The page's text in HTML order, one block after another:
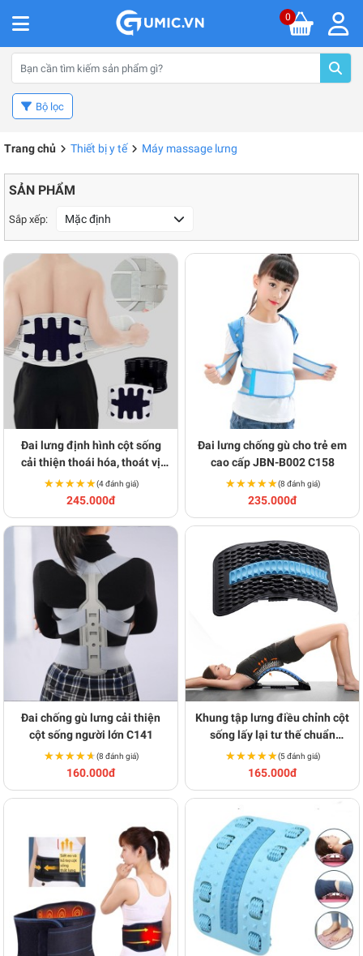
0
Bộ lọc
Trang chủ Thiết bị y tế Máy massage lưng
SẢN PHẨM
Sắp xếp: Mặc định
Đai lưng định hình cột sống
cải thiện thoái hóa, thoát vị
BA1235
★★★★★
★★★★★(4 đánh giá)
245.000đ
Đai lưng chống gù cho trẻ em
cao cấp JBN-B002 C158
★★★★★
★★★★★(8 đánh giá)
235.000đ
Đai chống gù lưng cải thiện
cột sống người lớn C141
★★★★★
★★★★★(8 đánh giá)
160.000đ
Khung tập lưng điều chỉnh cột
sống lấy lại tư thế chuẩn
BA1878
★★★★★
★★★★★(5 đánh giá)
165.000đ